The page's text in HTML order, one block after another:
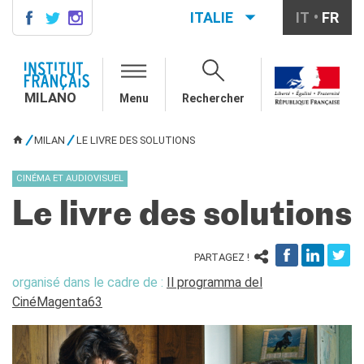
AGENDA
CONTACTS
Cours quadrimestriels et
Cours intensifs mensuels de
français
Cours privés sur mesure
Cours de préparation
DELF/DALF
Corsi su piattaforma
ITALIE IT FR
MILANO Menu Rechercher
MILAN LE LIVRE DES SOLUTIONS
CINÉMA ET AUDIOVISUEL
Le livre des solutions
PARTAGEZ !
organisé dans le cadre de : Il programma del
CinéMagenta63